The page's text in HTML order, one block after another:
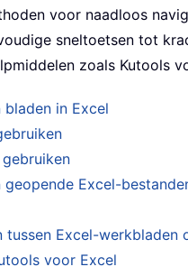
voor naadloos
sneltoetsen tot
zoals Kutools
bladen in Excel
geopende Excel-
tussen Excel-werkbladen
voor Excel